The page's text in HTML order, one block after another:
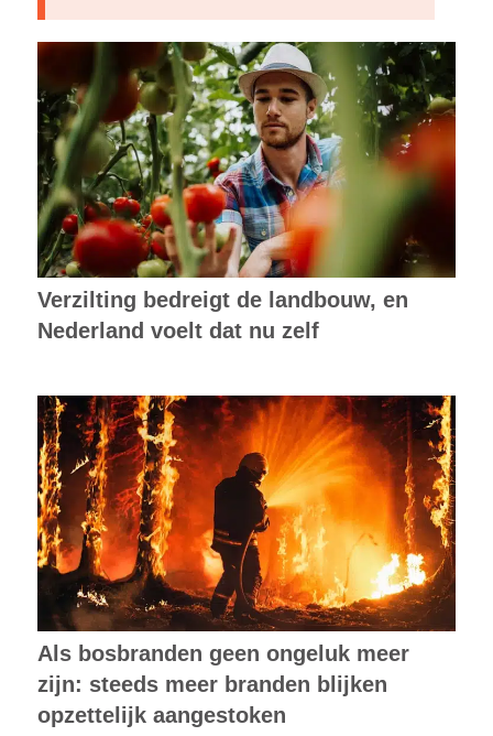
Verzilting bedreigt de landbouw, en
Nederland voelt dat nu zelf
Als bosbranden geen ongeluk meer
zijn: steeds meer branden blijken
opzettelijk aangestoken